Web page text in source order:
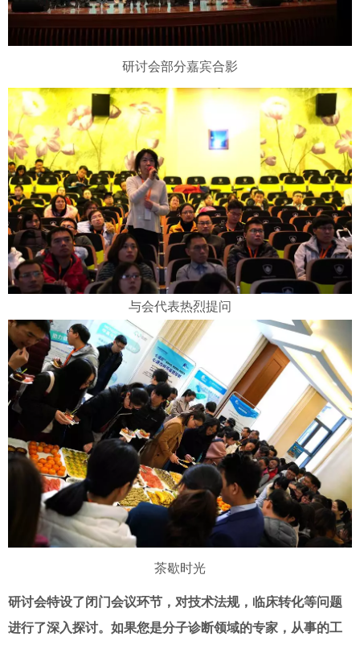
研讨会部分嘉宾合影
与会代表热烈提问
茶歇时光
研讨会特设了闭门会议环节，对技术法规，临床转化等问题
进行了深入探讨。 如果您是分子诊断领域的专家，从事的工